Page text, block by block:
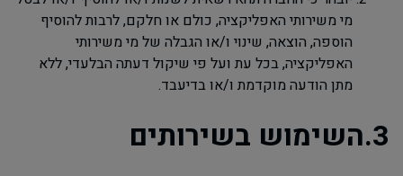
מי משירותי האפליקציה, כולם או חלקם, לרבות להוסיף
הוספה, הוצאה, שינוי ו/או הגבלה של מי משירותי
האפליקציה, בכל עת ועל פי שיקול דעתה הבלעדי, ללא
מתן הודעה מוקדמת ו/או בדיעבד.
3.השימוש בשירותים